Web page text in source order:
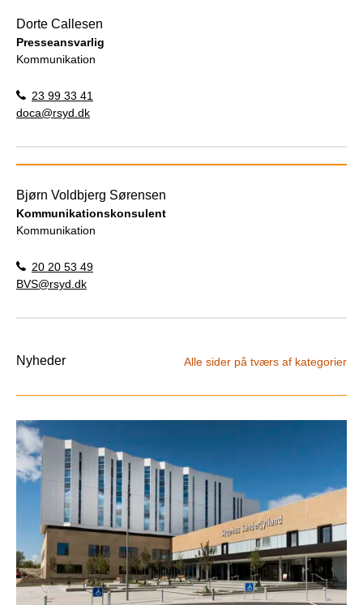
Dorte Callesen
Presseansvarlig
Kommunikation
23 99 33 41
doca@rsyd.dk
Bjørn Voldbjerg Sørensen
Kommunikationskonsulent
Kommunikation
20 20 53 49
BVS@rsyd.dk
Nyheder Alle sider på tværs af kategorier